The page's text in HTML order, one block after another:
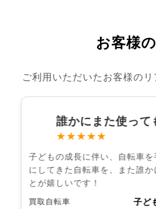
お客様
ご利用いただいたお客様のリ
誰かにまた使って
★★★★★
子どもの成長に伴い、自転車
にしてきた自転車を、また誰か
とが嬉しいです！
買取自転車 子ど